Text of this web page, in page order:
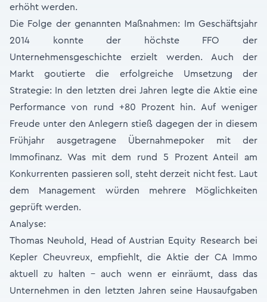
erhöht werden.
Die Folge der genannten Maßnahmen: Im Geschäftsjahr
2014 konnte der höchste FFO der
Unternehmensgeschichte erzielt werden. Auch der
Markt goutierte die erfolgreiche Umsetzung der
Strategie: In den letzten drei Jahren legte die Aktie eine
Performance von rund +80 Prozent hin. Auf weniger
Freude unter den Anlegern stieß dagegen der in diesem
Frühjahr ausgetragene Übernahmepoker mit der
Immofinanz. Was mit dem rund 5 Prozent Anteil am
Konkurrenten passieren soll, steht derzeit nicht fest. Laut
dem Management würden mehrere Möglichkeiten
geprüft werden.
Analyse:
Thomas Neuhold, Head of Austrian Equity Research bei
Kepler Cheuvreux, empfiehlt, die Aktie der CA Immo
aktuell zu halten – auch wenn er einräumt, dass das
Unternehmen in den letzten Jahren seine Hausaufgaben